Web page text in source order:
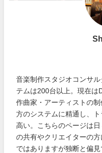
音楽制作スタジオコンサ
テムは200台以上。現在は
作曲家・アーティストの
方のシステムに精通し、
高い。こちらのページは
の共有やクリエイターの
ではありますが独断と偏